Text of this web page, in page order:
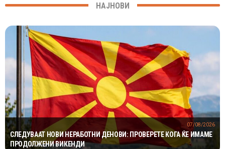
НАЈНОВИ
СЛЕДУВААТ НОВИ НЕРАБОТНИ ДЕНОВИ: ПРОВЕРЕТЕ КОГА ЌЕ ИМАМЕ
ПРОДОЛЖЕНИ ВИКЕНДИ
07/08/2026